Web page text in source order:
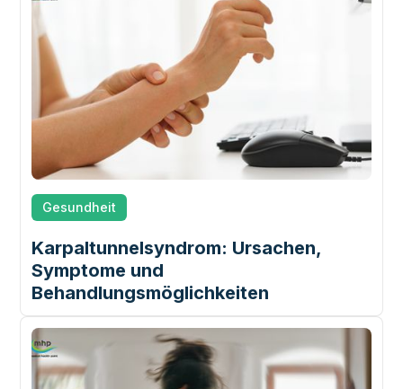
Gesundheit
Karpaltunnelsyndrom: Ursachen,
Symptome und
Behandlungsmöglichkeiten